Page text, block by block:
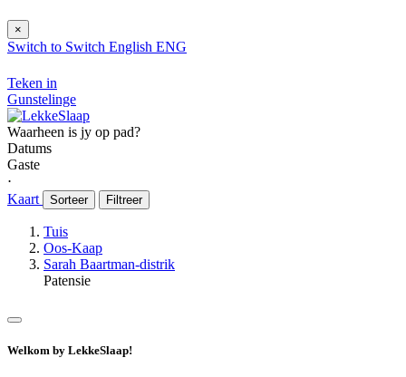
×
Switch to Switch English ENG
Teken in
Gunstelinge
Waarheen is jy op pad?
Datums
Gaste
⋅
Kaart
Sorteer Filtreer
Tuis
Oos-Kaap
Sarah Baartman-distrik
Patensie
Welkom by LekkeSlaap!